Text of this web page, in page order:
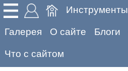
Инструменты
Галерея О сайте Блоги
Что с сайтом